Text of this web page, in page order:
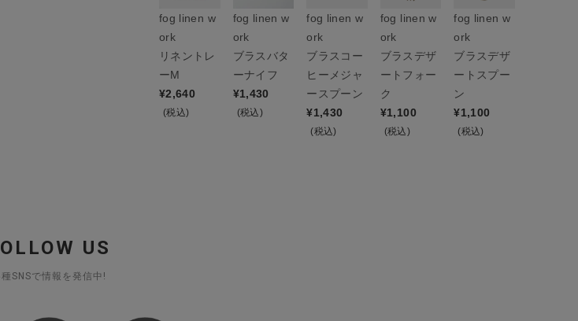
fog linen w
ork
リネントレ
ーM
¥2,640
(税込)
fog linen w
ork
ブラスバタ
ーナイフ
¥1,430
(税込)
fog linen w
ork
ブラスコー
ヒーメジャ
ースプーン
¥1,430
(税込)
fog linen w
ork
ブラスデザ
ートフォー
ク
¥1,100
(税込)
fog linen w
ork
ブラスデザ
ートスプー
ン
¥1,100
(税込)
US
SNSで情報を発信中!